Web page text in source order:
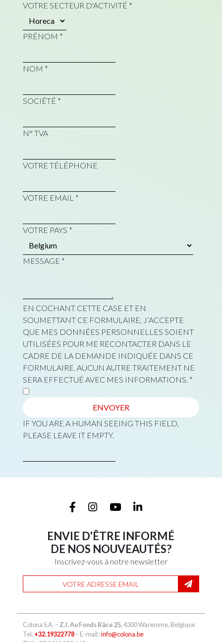
VOTRE SECTEUR D'ACTIVITÉ *
PRÉNOM *
NOM *
SOCIÉTÉ *
N° TVA
VOTRE TÉLÉPHONE
VOTRE EMAIL *
VOTRE PAYS *
MESSAGE *
EN COCHANT CETTE CASE ET EN
SOUMETTANT CE FORMULAIRE, J’ACCEPTE
QUE MES DONNÉES PERSONNELLES SOIENT
UTILISÉES POUR ME RECONTACTER DANS LE
CADRE DE LA DEMANDE INDIQUÉE DANS CE
FORMULAIRE. AUCUN AUTRE TRAITEMENT NE
SERA EFFECTUÉ AVEC MES INFORMATIONS. *
IF YOU ARE A HUMAN SEEING THIS FIELD,
PLEASE LEAVE IT EMPTY.
ENVIE D'ÊTRE INFORMÉ
DE NOS NOUVEAUTÉS?
Inscrivez-vous à notre newsletter
Colona S.A. – Z.I. Au Fonds Râce 25, 4300 Waremme, Belgique
Tel. +32.19322778– E-mail :info@colona.be